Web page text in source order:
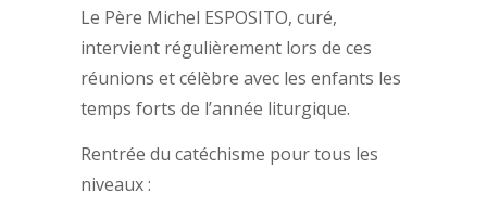
Le Père Michel ESPOSITO, curé,
intervient régulièrement lors de ces
réunions et célèbre avec les enfants les
temps forts de l’année liturgique.
Rentrée du catéchisme pour tous les
niveaux :